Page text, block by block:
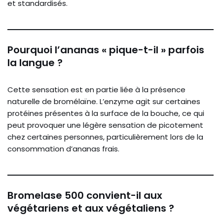
et standardisés.
Pourquoi l’ananas « pique-t-il » parfois
la langue ?
Cette sensation est en partie liée à la présence
naturelle de bromélaïne. L’enzyme agit sur certaines
protéines présentes à la surface de la bouche, ce qui
peut provoquer une légère sensation de picotement
chez certaines personnes, particulièrement lors de la
consommation d’ananas frais.
Bromelase 500 convient-il aux
végétariens et aux végétaliens ?